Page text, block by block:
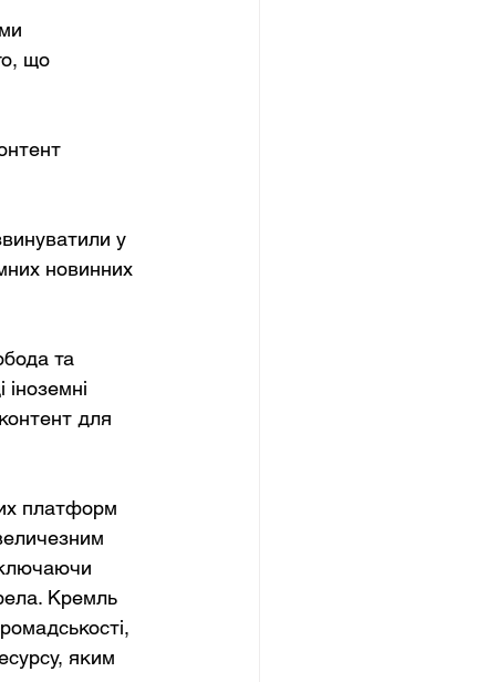
що
у
новинних
та
для
платформ
Кремль
яким